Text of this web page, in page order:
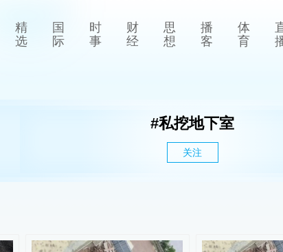
精
选
国
际
时
事
财
经
思
想
播
客
体
育
#私挖地下室
关注